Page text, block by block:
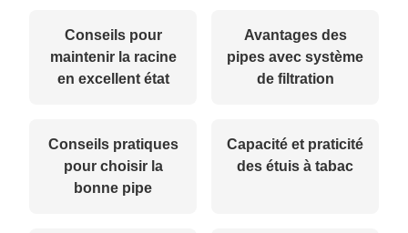
Conseils pour
maintenir la racine
en excellent état
Avantages des
pipes avec système
de filtration
Conseils pratiques
pour choisir la
bonne pipe
Capacité et praticité
des étuis à tabac